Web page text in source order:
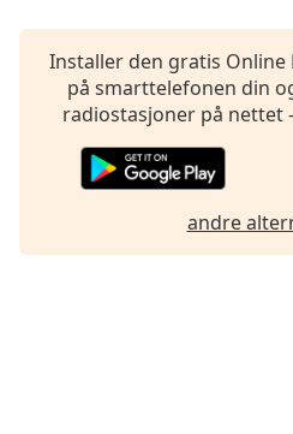
Modal
Installer den gratis Online
på smarttelefonen din
radiostasjoner på nettet
andre